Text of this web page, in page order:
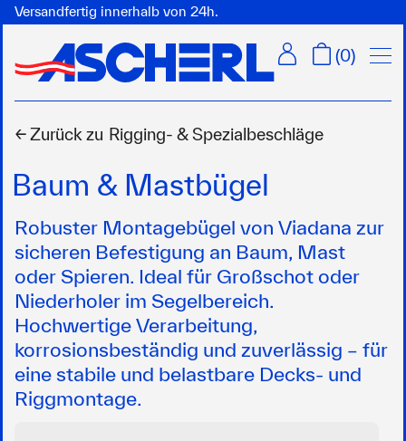
Versandfertig innerhalb von 24h.
(0)
← Zurück zu Rigging- & Spezialbeschläge
Baum & Mastbügel
Robuster Montagebügel von Viadana zur
sicheren Befestigung an Baum, Mast
oder Spieren. Ideal für Großschot oder
Niederholer im Segelbereich.
Hochwertige Verarbeitung,
korrosionsbeständig und zuverlässig – für
eine stabile und belastbare Decks- und
Riggmontage.